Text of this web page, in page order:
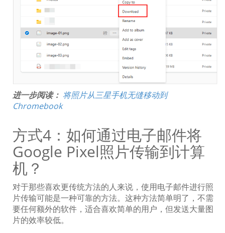
进一步阅读： 将照片从三星手机无缝移动到
Chromebook
方式4：如何通过电子邮件将
Google Pixel照片传输到计算
机？
对于那些喜欢更传统方法的人来说，使用电子邮件进行照
片传输可能是一种可靠的方法。这种方法简单明了，不需
要任何额外的软件，适合喜欢简单的用户，但发送大量图
片的效率较低。